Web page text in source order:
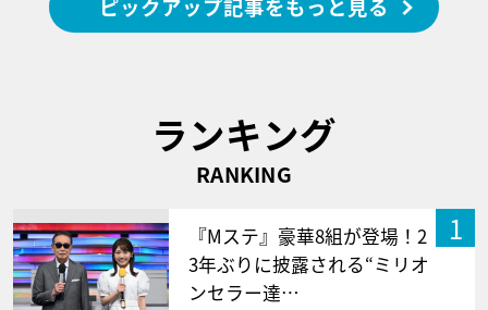
ピックアップ記事をもっと見る
ランキング
RANKING
1
『Mステ』豪華8組が登場！2
3年ぶりに披露される“ミリオ
ンセラー達…